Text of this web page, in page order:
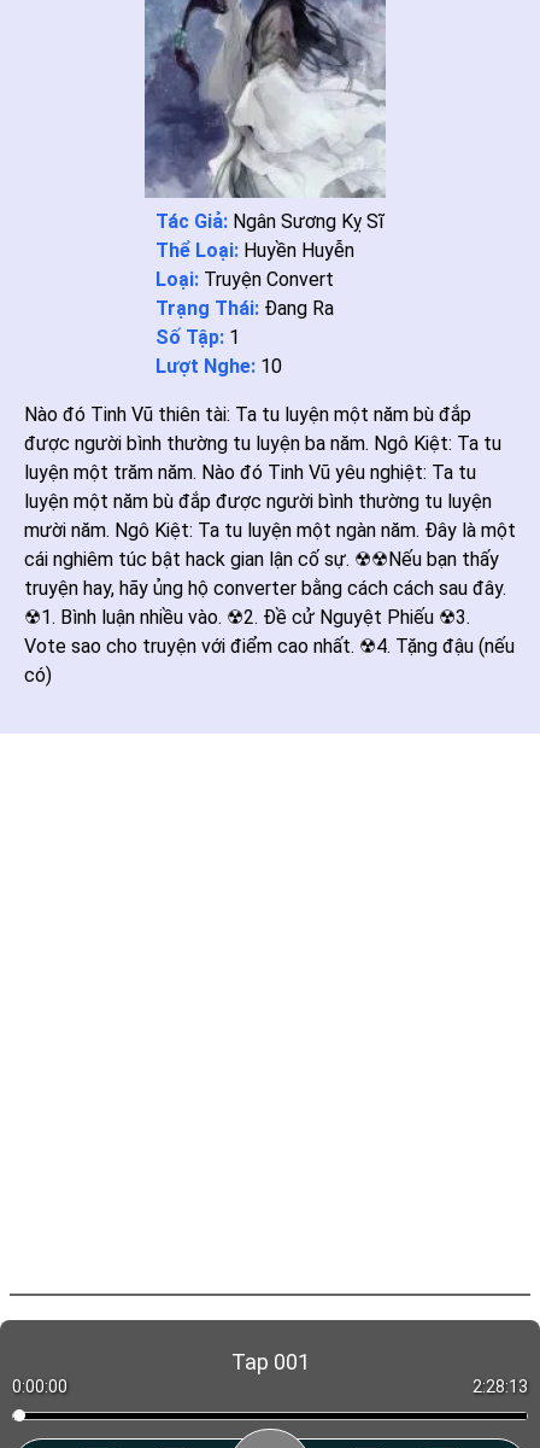
Tác Giả: Ngân Sương Kỵ Sĩ
Thể Loại: Huyền Huyễn
Loại: Truyện Convert
Trạng Thái: Đang Ra
Số Tập: 1
Lượt Nghe: 10
Nào đó Tinh Vũ thiên tài: Ta tu luyện một năm bù đắp
được người bình thường tu luyện ba năm. Ngô Kiệt: Ta tu
luyện một trăm năm. Nào đó Tinh Vũ yêu nghiệt: Ta tu
luyện một năm bù đắp được người bình thường tu luyện
mười năm. Ngô Kiệt: Ta tu luyện một ngàn năm. Đây là một
cái nghiêm túc bật hack gian lận cố sự. ☢☢Nếu bạn thấy
truyện hay, hãy ủng hộ converter bằng cách cách sau đây.
☢1. Bình luận nhiều vào. ☢2. Đề cử Nguyệt Phiếu ☢3.
Vote sao cho truyện với điểm cao nhất. ☢4. Tặng đậu (nếu
có)
Tap 001
0:00:00 2:28:13